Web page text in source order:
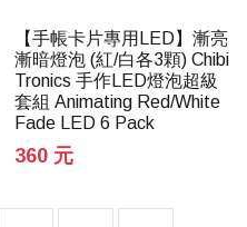
【手帳卡片專用LED】漸亮
漸暗燈泡 (紅/白各3顆) Chibi
Tronics 手作LED燈泡超級
套組 Animating Red/White
Fade LED 6 Pack
360 元